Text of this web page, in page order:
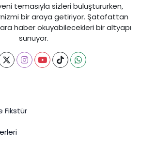
temasıyla sizleri buluştururken,
bir araya getiriyor. Şatafattan
haber okuyabilecekleri bir altyapı
sunuyor.
Fikstür